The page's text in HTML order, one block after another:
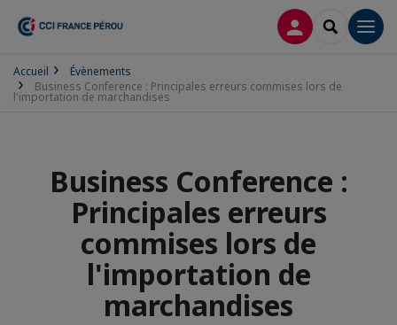
CONNEXION
Accueil
Évènements
Business Conference : Principales erreurs commises lors de
l'importation de marchandises
Business Conference :
Principales erreurs
commises lors de
l'importation de
marchandises